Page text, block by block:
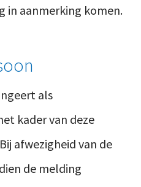
in aanmerking komen.
als
kader van deze
afwezigheid van de
de melding